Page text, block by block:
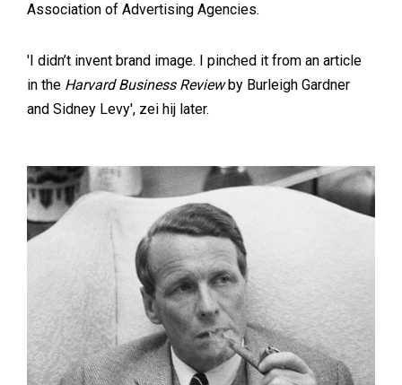
Association of Advertising Agencies.
'I didn’t invent brand image. I pinched it from an article
in the Harvard Business Review by Burleigh Gardner
and Sidney Levy', zei hij later.